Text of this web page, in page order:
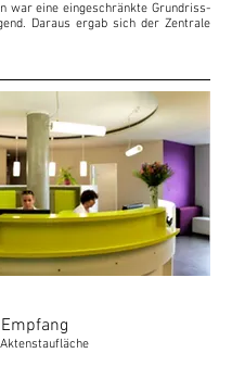
war eine eingeschränkte Grundriss-
Daraus ergab sich der Zentrale